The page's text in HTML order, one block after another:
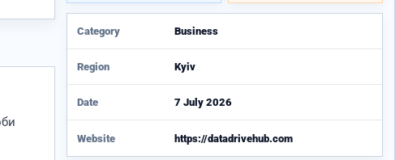
Category Business
Region Kyiv
Date 7 July 2026
Website https://datadrivehub.com